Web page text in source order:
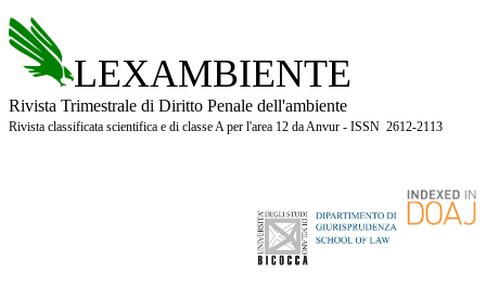
LEXAMBIENTE
Rivista Trimestrale di Diritto Penale dell'ambiente
Rivista classificata scientifica e di classe A per l'area 12 da Anvur - ISSN 2612-2113